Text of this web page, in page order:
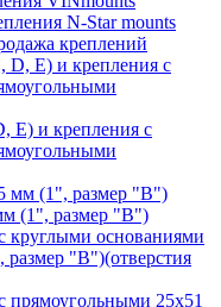
N-Star mounts
креплений
и крепления с
(1", размер "B")
основаниями
"B")(отверстия
25х51